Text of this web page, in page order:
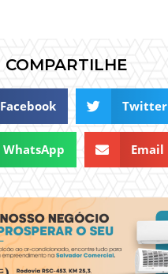
COMPARTILHE
Facebook Twitter
WhatsApp Email